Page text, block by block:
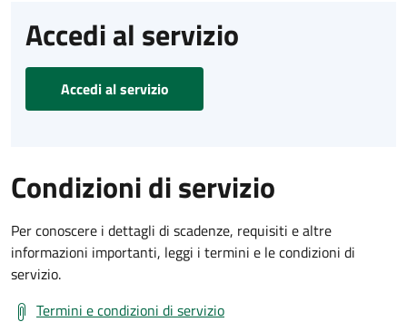
Accedi al servizio
Accedi al servizio
Condizioni di servizio
Per conoscere i dettagli di scadenze, requisiti e altre
informazioni importanti, leggi i termini e le condizioni di
servizio.
Termini e condizioni di servizio